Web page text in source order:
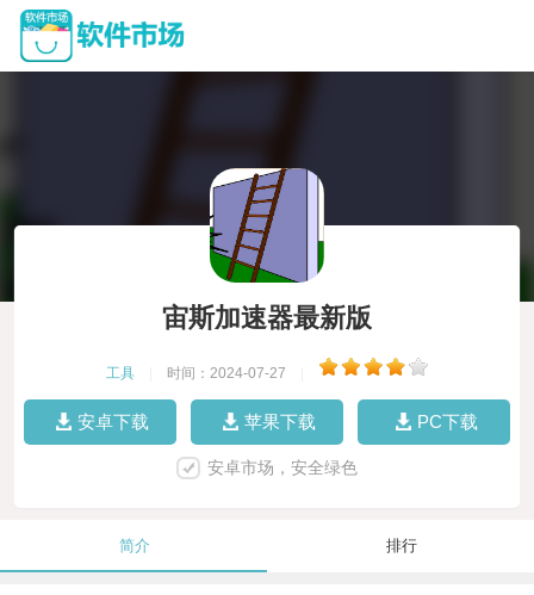
宙斯加速器最新版
工具 时间：2024-07-27
安卓下载 苹果下载 PC下载
安卓市场，安全绿色
简介 排行